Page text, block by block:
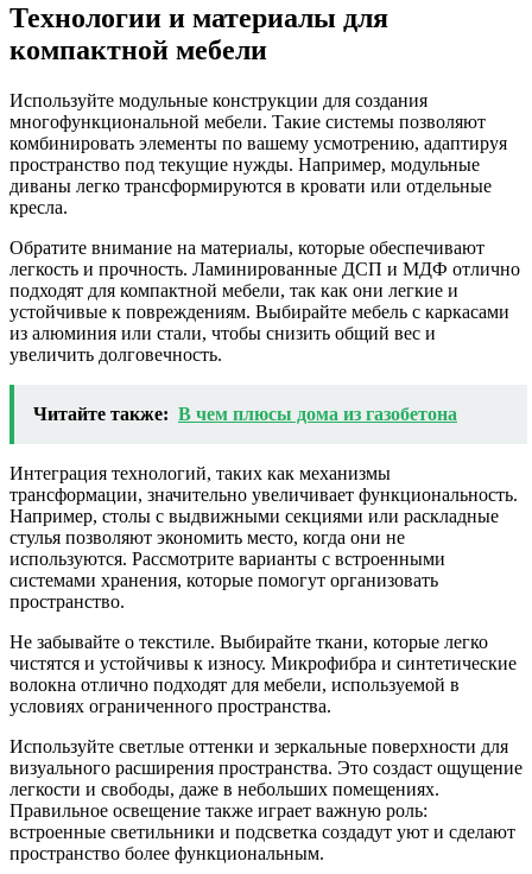
Технологии и материалы для
компактной мебели
Используйте модульные конструкции для создания
многофункциональной мебели. Такие системы позволяют
комбинировать элементы по вашему усмотрению, адаптируя
пространство под текущие нужды. Например, модульные
диваны легко трансформируются в кровати или отдельные
кресла.
Обратите внимание на материалы, которые обеспечивают
легкость и прочность. Ламинированные ДСП и МДФ отлично
подходят для компактной мебели, так как они легкие и
устойчивые к повреждениям. Выбирайте мебель с каркасами
из алюминия или стали, чтобы снизить общий вес и
увеличить долговечность.
Читайте также: В чем плюсы дома из газобетона
Интеграция технологий, таких как механизмы
трансформации, значительно увеличивает функциональность.
Например, столы с выдвижными секциями или раскладные
стулья позволяют экономить место, когда они не
используются. Рассмотрите варианты с встроенными
системами хранения, которые помогут организовать
пространство.
Не забывайте о текстиле. Выбирайте ткани, которые легко
чистятся и устойчивы к износу. Микрофибра и синтетические
волокна отлично подходят для мебели, используемой в
условиях ограниченного пространства.
Используйте светлые оттенки и зеркальные поверхности для
визуального расширения пространства. Это создаст ощущение
легкости и свободы, даже в небольших помещениях.
Правильное освещение также играет важную роль:
встроенные светильники и подсветка создадут уют и сделают
пространство более функциональным.